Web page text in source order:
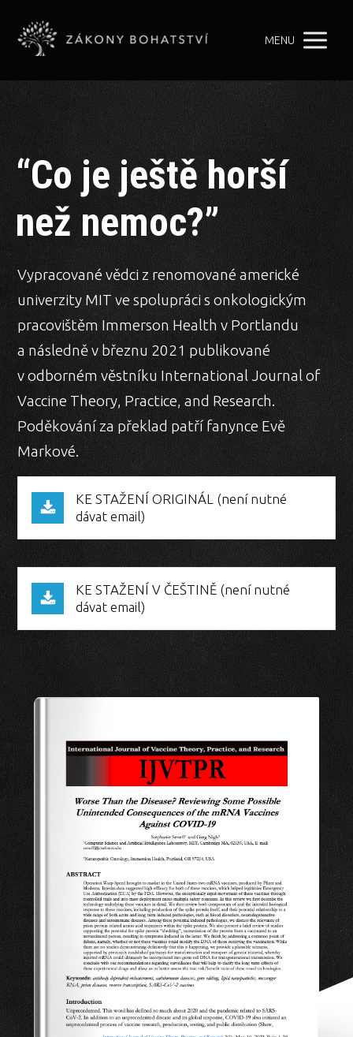
MENU
“Co je ještě horší
než nemoc?”
Vypracované vědci z renomované americké
univerzity MIT ve spolupráci s onkologickým
pracovištěm Immerson Health v Portlandu
a následně v březnu 2021 publikované
v odborném věstníku International Journal of
Vaccine Theory, Practice, and Research.
Poděkování za překlad patří fanynce Evě
Markové.
KE STAŽENÍ ORIGINÁL (není nutné
dávat email)
KE STAŽENÍ V ČEŠTINĚ (není nutné
dávat email)